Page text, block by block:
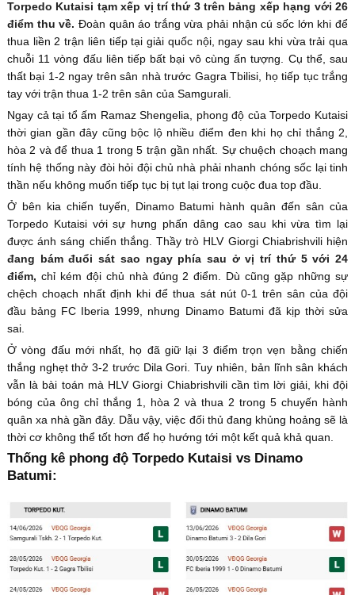
Torpedo Kutaisi tạm xếp vị trí thứ 3 trên bảng xếp hạng với 26
điểm thu về. Đoàn quân áo trắng vừa phải nhận cú sốc lớn khi để
thua liền 2 trận liên tiếp tại giải quốc nội, ngay sau khi vừa trải qua
chuỗi 11 vòng đấu liên tiếp bất bại vô cùng ấn tượng. Cụ thể, sau
thất bại 1-2 ngay trên sân nhà trước Gagra Tbilisi, họ tiếp tục trắng
tay với trận thua 1-2 trên sân của Samgurali.
Ngay cả tại tổ ấm Ramaz Shengelia, phong độ của Torpedo Kutaisi
thời gian gần đây cũng bộc lộ nhiều điểm đen khi họ chỉ thắng 2,
hòa 2 và để thua 1 trong 5 trận gần nhất. Sự chuệch choạch mang
tính hệ thống này đòi hỏi đội chủ nhà phải nhanh chóng sốc lại tinh
thần nếu không muốn tiếp tục bị tụt lại trong cuộc đua top đầu.
Ở bên kia chiến tuyến, Dinamo Batumi hành quân đến sân của
Torpedo Kutaisi với sự hưng phấn dâng cao sau khi vừa tìm lại
được ánh sáng chiến thắng. Thầy trò HLV Giorgi Chiabrishvili hiện
đang bám đuổi sát sao ngay phía sau ở vị trí thứ 5 với 24
điểm, chỉ kém đội chủ nhà đúng 2 điểm. Dù cũng gặp những sự
chệch choạch nhất định khi để thua sát nút 0-1 trên sân của đội
đầu bảng FC Iberia 1999, nhưng Dinamo Batumi đã kịp thời sửa
sai.
Ở vòng đấu mới nhất, họ đã giữ lại 3 điểm trọn vẹn bằng chiến
thắng nghẹt thở 3-2 trước Dila Gori. Tuy nhiên, bản lĩnh sân khách
vẫn là bài toán mà HLV Giorgi Chiabrishvili cần tìm lời giải, khi đội
bóng của ông chỉ thắng 1, hòa 2 và thua 2 trong 5 chuyến hành
quân xa nhà gần đây. Dẫu vậy, việc đối thủ đang khủng hoảng sẽ là
thời cơ không thể tốt hơn để họ hướng tới một kết quả khả quan.
Thống kê phong độ Torpedo Kutaisi vs Dinamo
Batumi: